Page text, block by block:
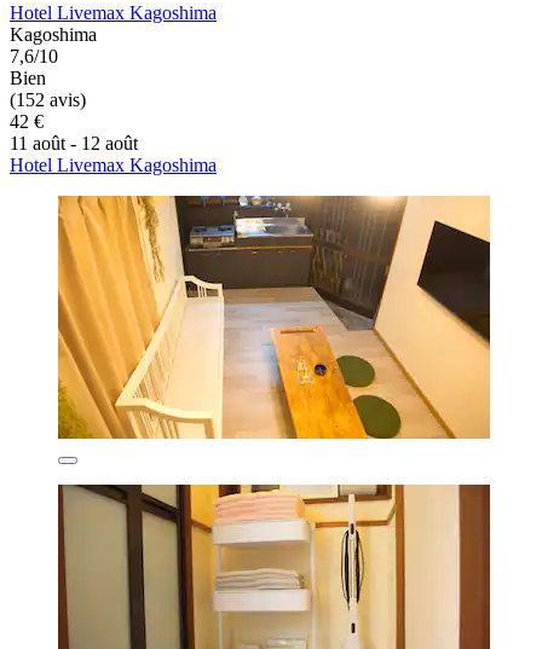
Hotel Livemax Kagoshima
Kagoshima
7,6/10
Bien
(152 avis)
42 €
11 août - 12 août
Hotel Livemax Kagoshima